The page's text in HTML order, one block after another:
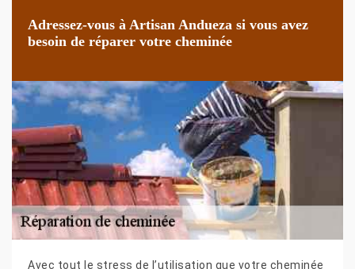
Adressez-vous à Artisan Andueza si vous avez
besoin de réparer votre cheminée
Avec tout le stress de l’utilisation que votre cheminée